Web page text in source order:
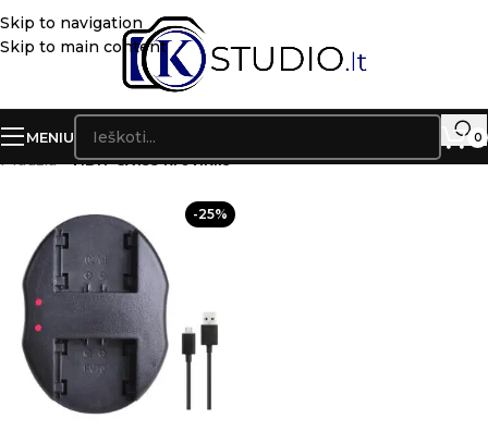
Skip to navigation
Skip to main content
MENIU 0
Pradžia»HDR-CX155 kroviklis
-25%